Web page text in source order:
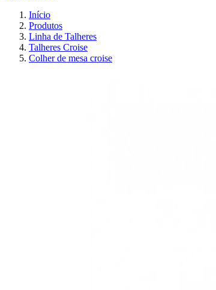
Início
Produtos
Linha de Talheres
Talheres Croise
Colher de mesa croise